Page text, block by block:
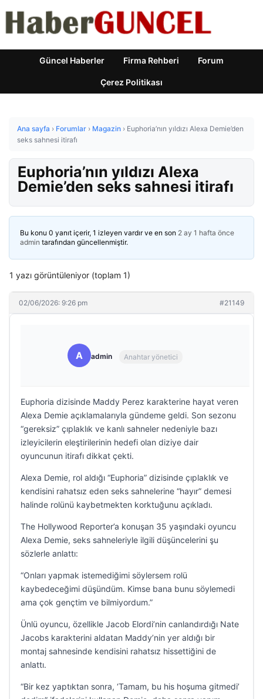
Güncel Haberler Firma Rehberi Forum
Çerez Politikası
Ana sayfa › Forumlar › Magazin › Euphoria’nın yıldızı Alexa Demie’den
seks sahnesi itirafı
Euphoria’nın yıldızı Alexa
Demie’den seks sahnesi itirafı
Bu konu 0 yanıt içerir, 1 izleyen vardır ve en son 2 ay 1 hafta önce
admin tarafından güncellenmiştir.
1 yazı görüntüleniyor (toplam 1)
02/06/2026: 9:26 pm #21149
A admin Anahtar yönetici
Euphoria dizisinde Maddy Perez karakterine hayat veren
Alexa Demie açıklamalarıyla gündeme geldi. Son sezonu
“gereksiz” çıplaklık ve kanlı sahneler nedeniyle bazı
izleyicilerin eleştirilerinin hedefi olan diziye dair
oyuncunun itirafı dikkat çekti.
Alexa Demie, rol aldığı “Euphoria” dizisinde çıplaklık ve
kendisini rahatsız eden seks sahnelerine “hayır” demesi
halinde rolünü kaybetmekten korktuğunu açıkladı.
The Hollywood Reporter’a konuşan 35 yaşındaki oyuncu
Alexa Demie, seks sahneleriyle ilgili düşüncelerini şu
sözlerle anlattı:
“Onları yapmak istemediğimi söylersem rolü
kaybedeceğimi düşündüm. Kimse bana bunu söylemedi
ama çok gençtim ve bilmiyordum.”
Ünlü oyuncu, özellikle Jacob Elordi’nin canlandırdığı Nate
Jacobs karakterini aldatan Maddy’nin yer aldığı bir
montaj sahnesinde kendisini rahatsız hissettiğini de
anlattı.
“Bir kez yaptıktan sonra, ‘Tamam, bu his hoşuma gitmedi’